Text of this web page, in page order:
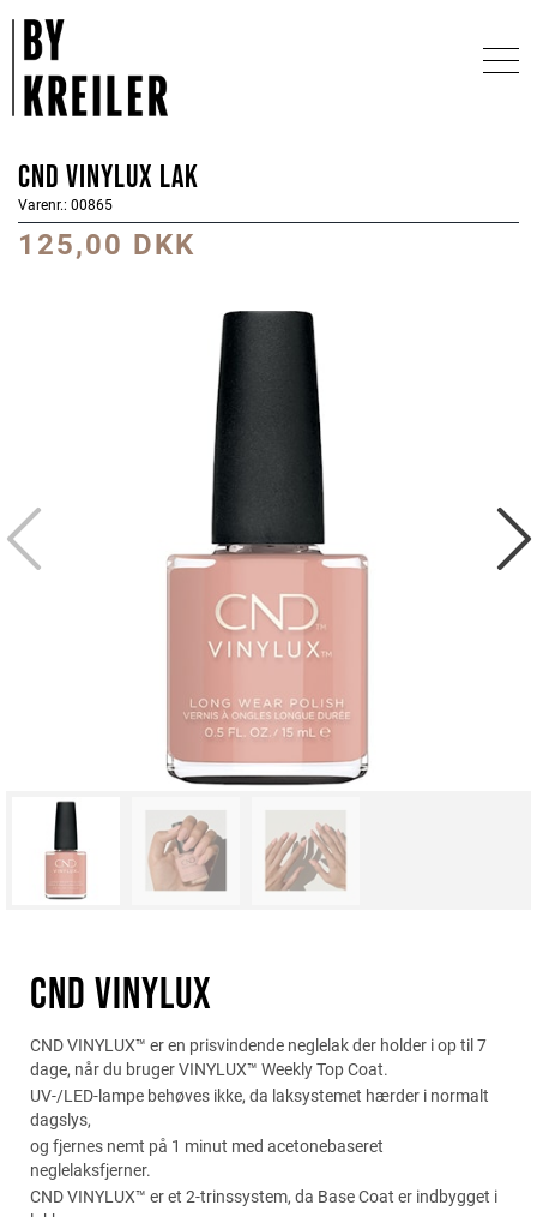
CND Vinylux Lak
Varenr.: 00865
125,00 DKK
CND VINYLUX
CND VINYLUX™ er en prisvindende neglelak der holder i op til 7
dage, når du bruger VINYLUX™ Weekly Top Coat.
UV-/LED-lampe behøves ikke, da laksystemet hærder i normalt
dagslys,
og fjernes nemt på 1 minut med acetonebaseret
neglelaksfjerner.
CND VINYLUX™ er et 2-trinssystem, da Base Coat er indbygget i